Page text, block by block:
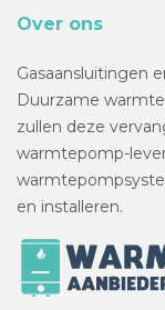
Over ons
Gasaansluitingen
Duurzame
zullen deze
warmtepomp-
en installeren.